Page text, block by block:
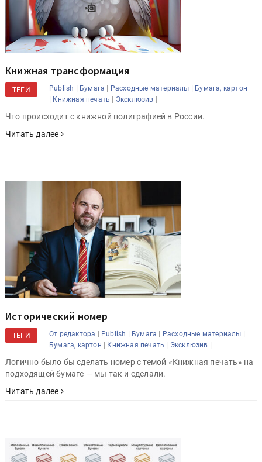
Книжная трансформация
ТЕГИ Publish | Бумага | Расходные материалы | Бумага, картон
| Книжная печать | Эксклюзив |
Что происходит с книжной полиграфией в России.
Читать далее
Исторический номер
ТЕГИ От редактора | Publish | Бумага | Расходные материалы |
Бумага, картон | Книжная печать | Эксклюзив |
Логично было бы сделать номер с темой «Книжная печать» на
подходящей бумаге — мы так и сделали.
Читать далее